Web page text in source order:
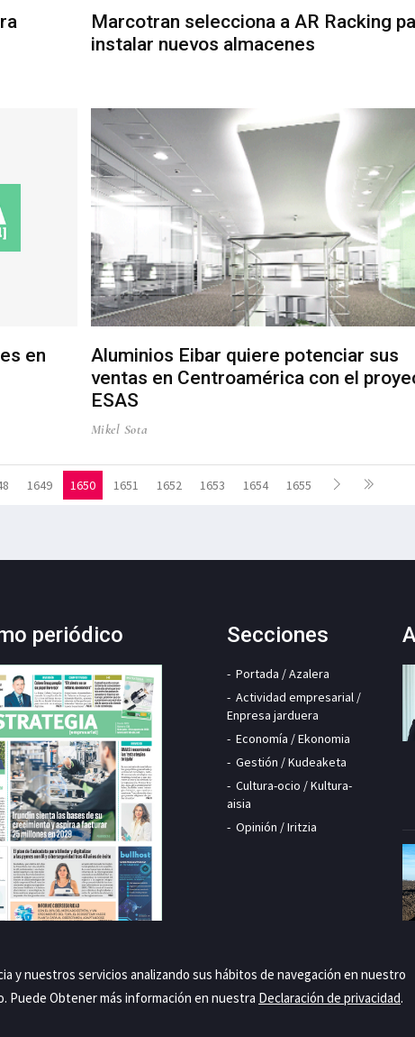
Marcotran selecciona a AR Racking
instalar nuevos almacenes
en
Aluminios Eibar quiere potenciar sus
ventas en Centroamérica con el
ESAS
Mikel Sota
1649 1650 1651 1652 1653 1654 1655
periódico Secciones
Portada / Azalera
Actividad empresarial /
Enpresa jarduera
Economía / Ekonomia
Gestión / Kudeaketa
Cultura-ocio / Kultura-
aisia
Opinión / Iritzia
y nuestros servicios analizando sus hábitos de navegación en nuestro
Puede Obtener más información en nuestra Declaración de privacidad.